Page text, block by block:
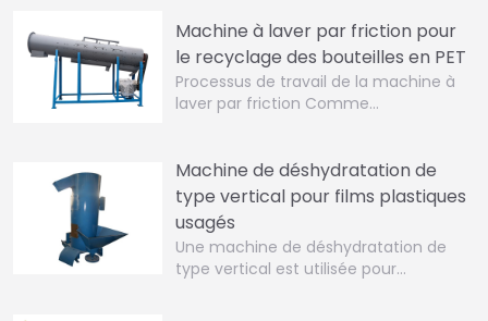
Machine à laver par friction pour
le recyclage des bouteilles en PET
Processus de travail de la machine à
laver par friction Comme…
Machine de déshydratation de
type vertical pour films plastiques
usagés
Une machine de déshydratation de
type vertical est utilisée pour…